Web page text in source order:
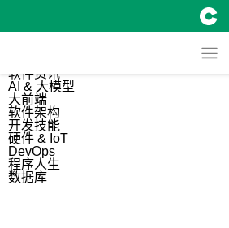
软件资讯
AI & 大模型
大前端
软件架构
开发技能
硬件 & IoT
DevOps
程序人生
数据库